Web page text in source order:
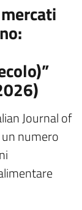
Journal of
numero